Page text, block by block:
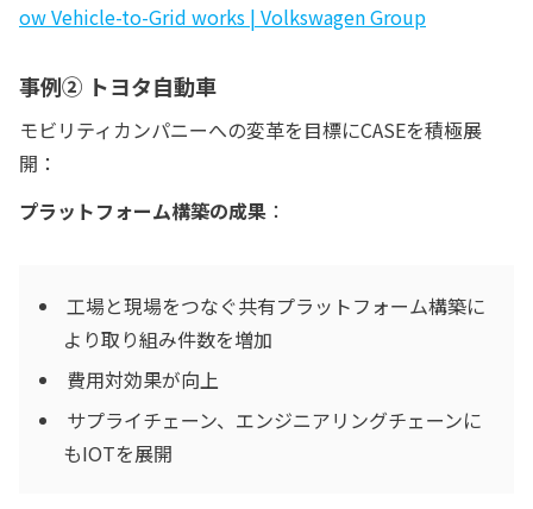
ow Vehicle-to-Grid works | Volkswagen Group
事例② トヨタ自動車
モビリティカンパニーへの変革を目標にCASEを積極展
開：
プラットフォーム構築の成果 ：
工場と現場をつなぐ共有プラットフォーム構築に
より取り組み件数を増加
費用対効果が向上
サプライチェーン、エンジニアリングチェーンに
もIOTを展開